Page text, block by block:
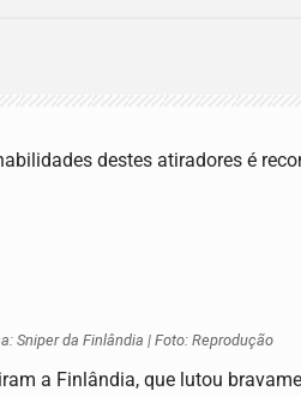
destes atiradores é
Sniper da Finlândia | Foto: Reprodução
a Finlândia, que lutou